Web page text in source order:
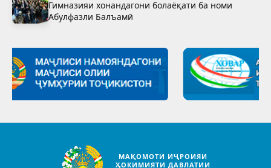
Гимназияи хонандагони болаёқати ба номи
Абулфазли Балъамӣ
МАҚОМОТИ ИҶРОИЯИ
ҲОКИМИЯТИ ДАВЛАТИИ